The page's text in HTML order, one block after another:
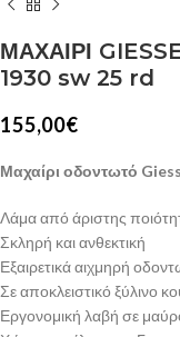
ΜΑΧΑΙΡΙ
1930 sw 25 rd
155,00€
Μαχαίρι οδοντωτό
Λάμα από άριστης
Σκληρή και ανθεκτική
Εξαιρετικά αιχμηρή
Σε αποκλειστικό ξύλινο
Εργονομική λαβή σε